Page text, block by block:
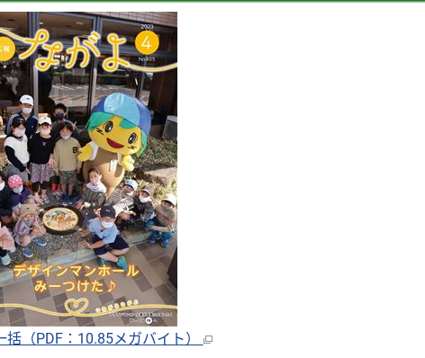
括（PDF：10.85メガバイト）